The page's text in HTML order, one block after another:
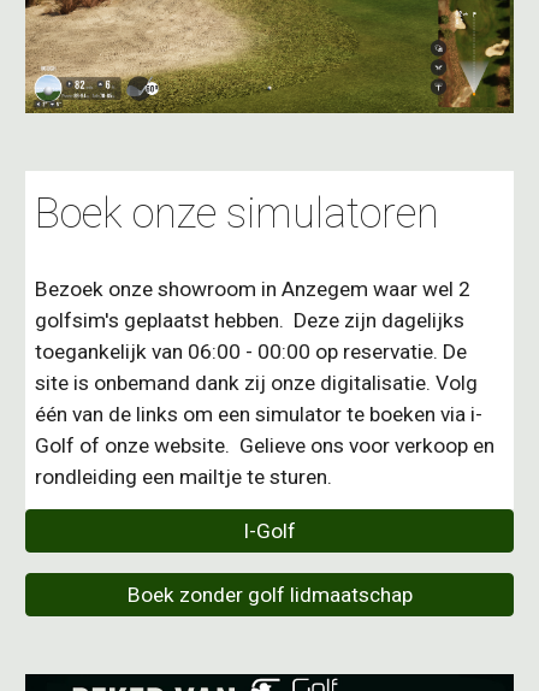
Boek onze simulatoren
Bezoek onze showroom in Anzegem waar wel 2
golfsim's geplaatst hebben. Deze zijn dagelijks
toegankelijk van 06:00 - 00:00 op reservatie. De
site is onbemand dank zij onze digitalisatie. Volg
één van de links om een simulator te boeken via i-
Golf of onze website. Gelieve ons voor verkoop en
rondleiding een mailtje te sturen.
I-Golf
Boek zonder golf lidmaatschap